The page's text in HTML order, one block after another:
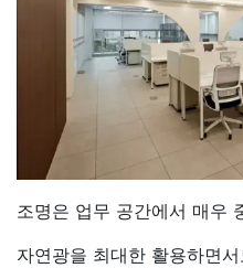
조명은 업무 공간에서 매우
자연광을 최대한 활용하면